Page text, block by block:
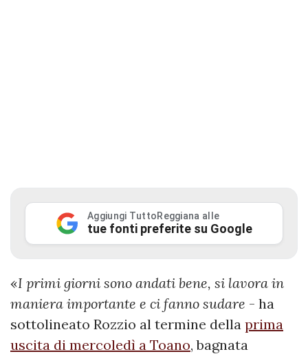
Aggiungi TuttoReggiana alle
tue fonti preferite su Google
«I primi giorni sono andati bene, si lavora in
maniera importante e ci fanno sudare - ha
sottolineato Rozzio al termine della prima
uscita di mercoledì a Toano, bagnata